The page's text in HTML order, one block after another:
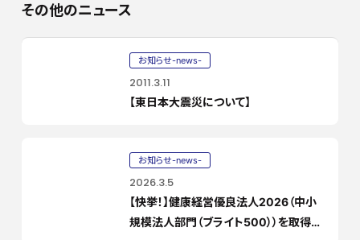
その他のニュース
お知らせ-news-
2011.3.11
【東日本大震災について】
お知らせ-news-
2026.3.5
【快挙！】健康経営優良法人2026（中小
規模法人部門（ブライト500））を取得い